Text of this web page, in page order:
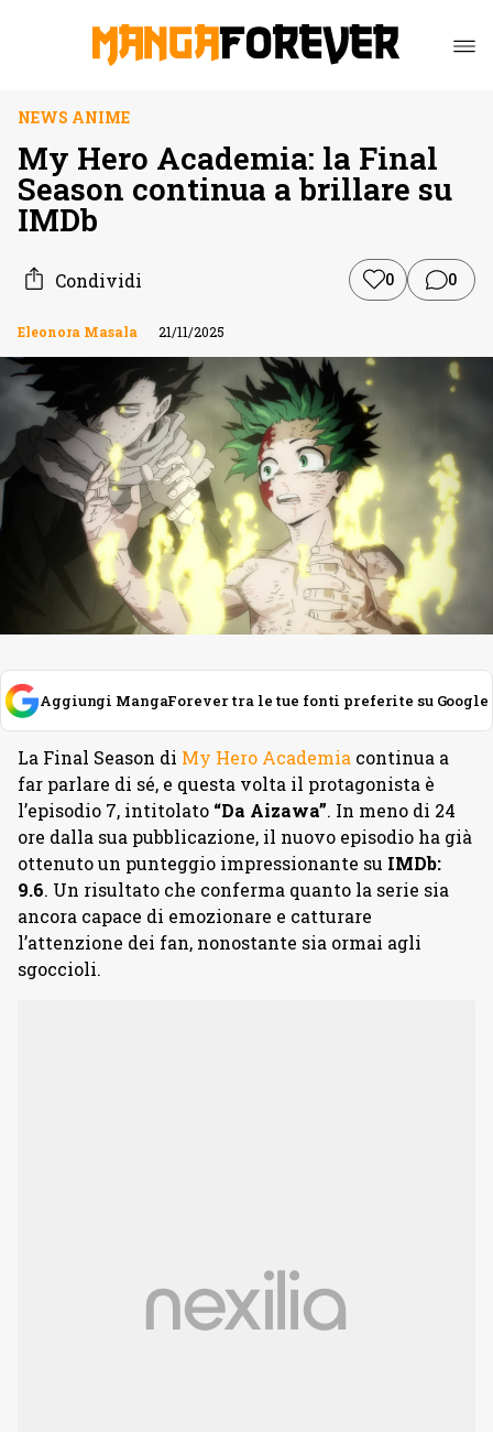
NEWS ANIME
My Hero Academia: la Final
Season continua a brillare su
IMDb
Condividi 0 0
Eleonora Masala 21/11/2025
Aggiungi MangaForever tra le tue fonti preferite su Google
La Final Season di My Hero Academia continua a
far parlare di sé, e questa volta il protagonista è
l’episodio 7, intitolato “Da Aizawa”. In meno di 24
ore dalla sua pubblicazione, il nuovo episodio ha già
ottenuto un punteggio impressionante su IMDb:
9.6. Un risultato che conferma quanto la serie sia
ancora capace di emozionare e catturare
l’attenzione dei fan, nonostante sia ormai agli
sgoccioli.